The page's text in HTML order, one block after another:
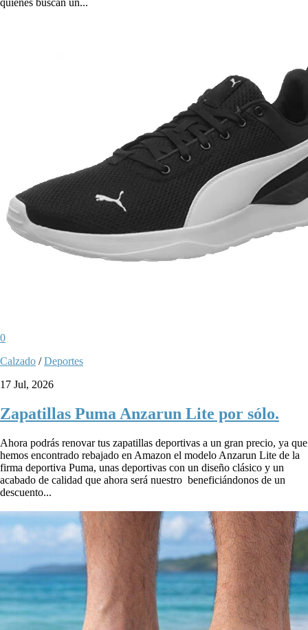
quienes buscan un...
0
Calzado /Deportes
17 Jul, 2026
Zapatillas Puma Anzarun Lite por sólo.
Ahora podrás renovar tus zapatillas deportivas a un gran precio, ya que
hemos encontrado rebajado en Amazon el modelo Anzarun Lite de la
firma deportiva Puma, unas deportivas con un diseño clásico y un
acabado de calidad que ahora será nuestro beneficiándonos de un
descuento...